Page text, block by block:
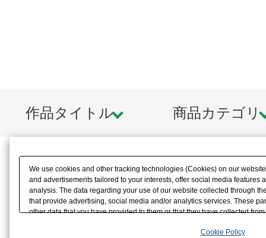
作品タイトル 商品カテゴリ
We use cookies and other tracking technologies (Cookies) on our
and advertisements tailored to your interests, offer social media features
analysis. The data regarding your use of our website collected through
that provide advertising, social media and/or analytics services. These
other data that you have provided to them or that they have collected
the use of all Cookies except for Strictly Necessary Cookies, please
Cookie Policy